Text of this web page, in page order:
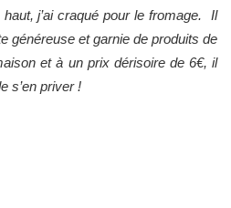
j’ai craqué pour le fromage. Il
généreuse et garnie de produits de
et à un prix dérisoire de 6€, il
s’en priver !